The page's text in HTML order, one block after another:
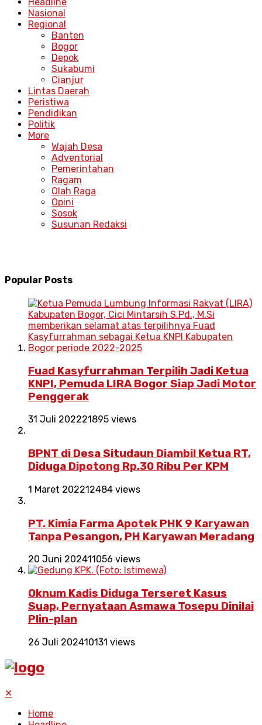
Headline
Nasional
Regional
Banten
Bogor
Depok
Sukabumi
Cianjur
Lintas Daerah
Peristiwa
Pendidikan
Politik
More
Wajah Desa
Adventorial
Pemerintahan
Ragam
Olah Raga
Opini
Sosok
Susunan Redaksi
Popular Posts
Fuad Kasyfurrahman Terpilih Jadi Ketua
KNPI, Pemuda LIRA Bogor Siap Jadi Motor
Penggerak
31 Juli 202221895 views
BPNT di Desa Situdaun Diambil Ketua RT,
Diduga Dipotong Rp.30 Ribu Per KPM
1 Maret 202212484 views
PT. Kimia Farma Apotek PHK 9 Karyawan
Tanpa Pesangon, PH Karyawan Meradang
20 Juni 202411056 views
Oknum Kadis Diduga Terseret Kasus
Suap, Pernyataan Asmawa Tosepu Dinilai
Plin-plan
26 Juli 202410131 views
✕
Home